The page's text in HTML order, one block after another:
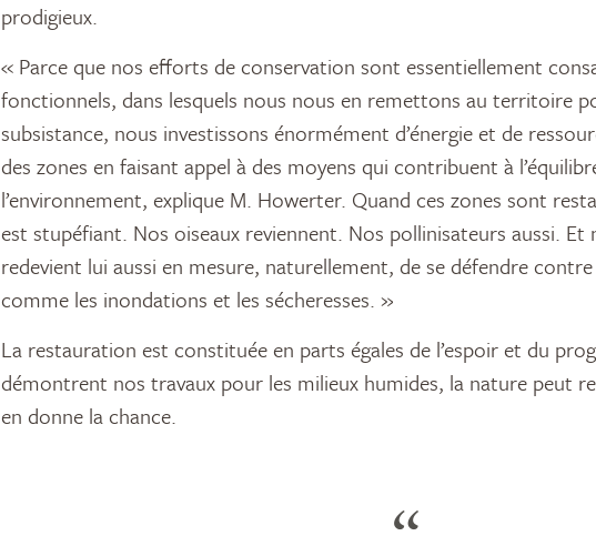
prodigieux.
« Parce que nos efforts de conservation sont essentiellement
fonctionnels, dans lesquels nous nous en remettons au territoire
subsistance, nous investissons énormément d’énergie et de
des zones en faisant appel à des moyens qui contribuent à
l’environnement, explique M. Howerter. Quand ces zones sont
est stupéfiant. Nos oiseaux reviennent. Nos pollinisateurs aussi.
redevient lui aussi en mesure, naturellement, de se défendre
comme les inondations et les sécheresses. »
La restauration est constituée en parts égales de l’espoir et du
démontrent nos travaux pour les milieux humides, la nature peut
en donne la chance.